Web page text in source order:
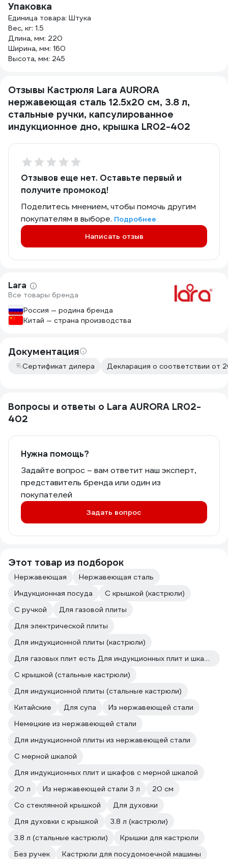
Упаковка
Единица товара: Штука
Вес, кг: 1.5
Длина, мм: 220
Ширина, мм: 160
Высота, мм: 245
Отзывы Кастрюля Lara AURORA
нержавеющая сталь 12.5x20 см, 3.8 л,
стальные ручки, капсулированное
индукционное дно, крышка LR02-402
Отзывов еще нет. Оставьте первый и
получите промокод!
Поделитесь мнением, чтобы помочь другим
покупателям в выборе. Подробнее
Написать отзыв
Lara
Все товары бренда
Россия — родина бренда
Китай — страна производства
Документация
Сертификат дилера Декларация о соответствии от
Вопросы и ответы о Lara AURORA LR02-
402
Нужна помощь?
Задайте вопрос – вам ответит наш эксперт,
представитель бренда или один из
покупателей
Задать вопрос
Этот товар из подборок
Нержавеющая
Нержавеющая сталь
Индукционная посуда
С крышкой (кастрюли)
С ручкой
Для газовой плиты
Для электрической плиты
Для индукционной плиты (кастрюли)
Для газовых плит есть Для индукционных плит и шкафов есть
С крышкой (стальные кастрюли)
Для индукционной плиты (стальные кастрюли)
Китайские
Для супа
Из нержавеющей стали
Немецкие из нержавеющей стали
Для индукционной плиты из нержавеющей стали
С мерной шкалой
Для индукционных плит и шкафов с мерной шкалой
20 л
Из нержавеющей стали 3 л
20 см
Со стеклянной крышкой
Для духовки
Для духовки с крышкой
3.8 л (кастрюли)
3.8 л (стальные кастрюли)
Крышки для кастрюли
Без ручек
Кастрюли для посудомоечной машины